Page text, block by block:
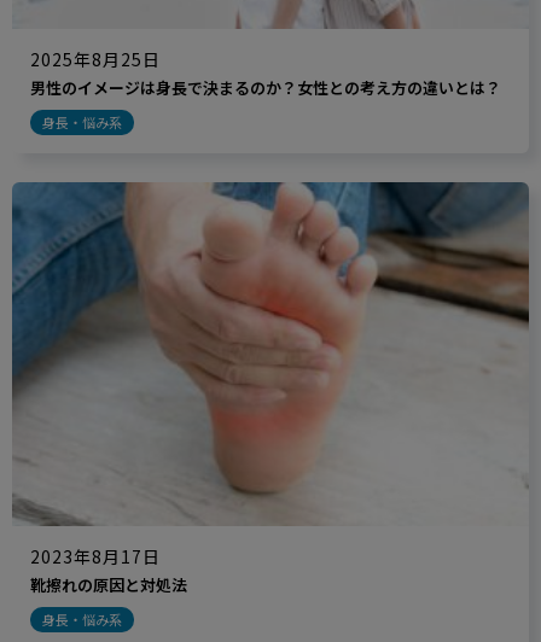
2025年8月25日
男性のイメージは身長で決まるのか？女性との考え方の違いとは？
身長・悩み系
2023年8月17日
靴擦れの原因と対処法
身長・悩み系